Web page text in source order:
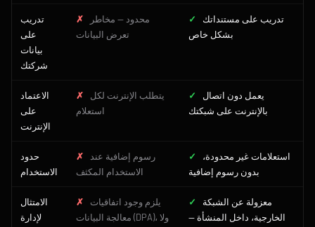
تدريب
على
بيانات
شركتك
✗
تعرض البيانات
✓
بشكل خاص
الاعتماد
على
الإنترنت
✗
استعلام
✓
بالإنترنت على شبكتك
حدود
الاستخدام
✗
الاستخدام المكثف
✓
بدون رسوم إضافية
الامتثال
لإدارة
✗
معالجة البيانات (DPA)، ولا
✓
الخارجية، داخل المنشأة —